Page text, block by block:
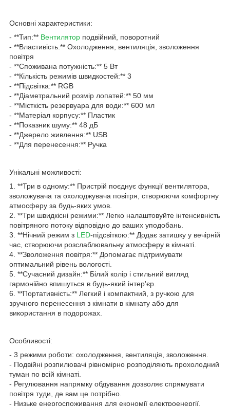
Основні характеристики:
- **Тип:** Вентилятор подвійний, поворотний
- **Властивість:** Охолодження, вентиляція, зволоження
повітря
- **Споживана потужність:** 5 Вт
- **Кількість режимів швидкостей:** 3
- **Підсвітка:** RGB
- **Діаметральний розмір лопатей:** 50 мм
- **Місткість резервуара для води:** 600 мл
- **Матеріал корпусу:** Пластик
- **Показник шуму:** 48 дБ
- **Джерело живлення:** USB
- **Для перенесення:** Ручка
Унікальні можливості:
1. **Три в одному:** Пристрій поєднує функції вентилятора,
зволожувача та охолоджувача повітря, створюючи комфортну
атмосферу за будь-яких умов.
2. **Три швидкісні режими:** Легко налаштовуйте інтенсивність
повітряного потоку відповідно до ваших уподобань.
3. **Нічний режим з LED-підсвіткою:** Додає затишку у вечірній
час, створюючи розслаблювальну атмосферу в кімнаті.
4. **Зволоження повітря:** Допомагає підтримувати
оптимальний рівень вологості.
5. **Сучасний дизайн:** Білий колір і стильний вигляд
гармонійно впишуться в будь-який інтер'єр.
6. **Портативність:** Легкий і компактний, з ручкою для
зручного перенесення з кімнати в кімнату або для
використання в подорожах.
Особливості:
- 3 режими роботи: охолодження, вентиляція, зволоження.
- Подвійні розпилювачі рівномірно розподіляють прохолодний
туман по всій кімнаті.
- Регулювання напрямку обдування дозволяє спрямувати
повітря туди, де вам це потрібно.
- Низьке енергоспоживання для економії електроенергії.